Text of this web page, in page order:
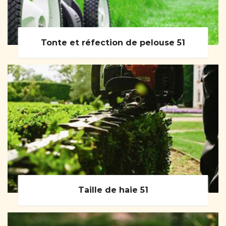
Tonte et réfection de pelouse 51
Taille de haie 51